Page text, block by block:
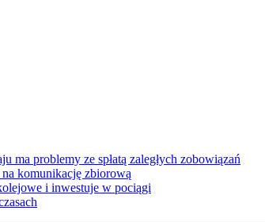
ma problemy ze spłatą zaległych zobowiązań
komunikację zbiorową
i inwestuje w pociągi